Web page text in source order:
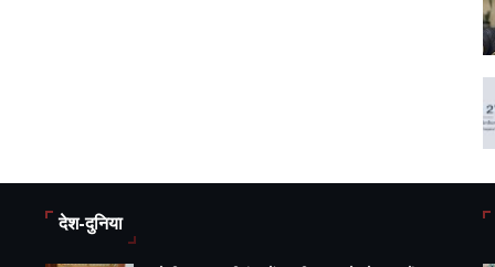
देश-दुनिया